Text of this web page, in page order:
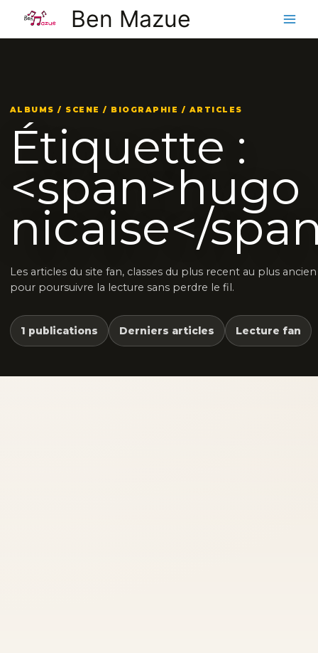
contenu
Ben Mazue
ALBUMS / SCENE / BIOGRAPHIE / ARTICLES
Étiquette :
<span>hugo
nicaise</
Les articles du site fan, classes du plus recent au plus ancien
pour poursuivre la lecture sans perdre le fil.
1 publications Derniers articles Lecture fan